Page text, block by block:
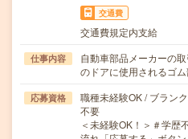
交通費
交通費規定内支給
仕事内容
自動車部品メーカーの
のドアに使用されるゴ
応募資格
職種未経験OK / ブラン
不要
＜未経験OK！＞＃学歴